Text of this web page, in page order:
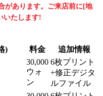
があります。ご来店前に[地
いたします!
) 料金 追加情報
30,000
ウォ
ン
6枚プリント
+修正デジタ
ルファイル